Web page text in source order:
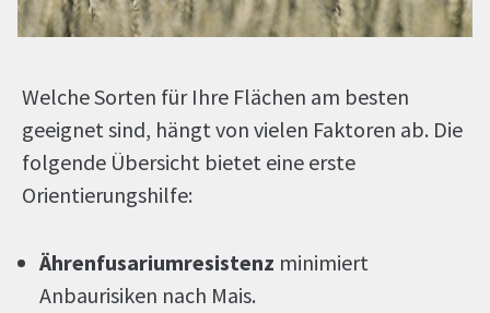
Welche Sorten für Ihre Flächen am besten
geeignet sind, hängt von vielen Faktoren ab. Die
folgende Übersicht bietet eine erste
Orientierungshilfe:
Ährenfusariumresistenz minimiert
Anbaurisiken nach Mais.